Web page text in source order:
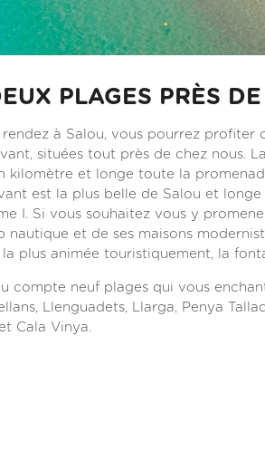
PLAGES PRÈS
rendez à Salou, vous pourrez profiter
situées tout près de chez nous.
kilomètre et longe toute la
est la plus belle de Salou et
I. Si vous souhaitez vous y
nautique et de ses maisons
plus animée touristiquement, la
compte neuf plages qui vous
Llenguadets, Llarga, Penya
Cala Vinya.